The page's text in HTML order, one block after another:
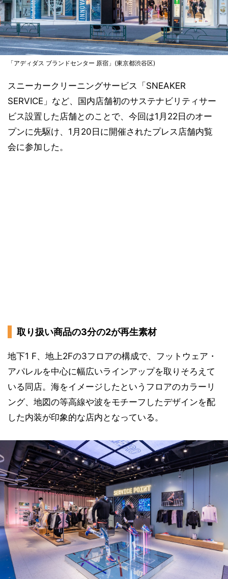
「アディダス ブランドセンター 原宿」(東京都渋谷区)
スニーカークリーニングサービス「SNEAKER
SERVICE」など、国内店舗初のサステナビリティサー
ビス設置した店舗とのことで、今回は1月22日のオー
プンに先駆け、1月20日に開催されたプレス店舗内覧
会に参加した。
取り扱い商品の3分の2が再生素材
地下1 F、地上2Fの3フロアの構成で、フットウェア・
アパレルを中心に幅広いラインアップを取りそろえて
いる同店。海をイメージしたというフロアのカラーリ
ング、地図の等高線や波をモチーフしたデザインを配
した内装が印象的な店内となっている。